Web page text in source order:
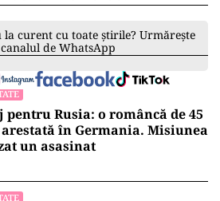
la curent cu toate știrile? Urmărește
de WhatsApp
pentru Rusia: o româncă de 45
în Germania. Misiunea
un asasinat